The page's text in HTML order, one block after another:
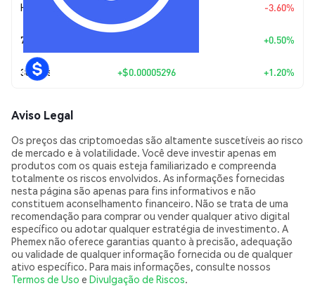
Hoje $-0.0001668 -3.60%
7 Dias +0.50%
30 Dias +$0.00005296 +1.20%
Aviso Legal
Os preços das criptomoedas são altamente suscetíveis ao risco
de mercado e à volatilidade. Você deve investir apenas em
produtos com os quais esteja familiarizado e compreenda
totalmente os riscos envolvidos. As informações fornecidas
nesta página são apenas para fins informativos e não
constituem aconselhamento financeiro. Não se trata de uma
recomendação para comprar ou vender qualquer ativo digital
específico ou adotar qualquer estratégia de investimento. A
Phemex não oferece garantias quanto à precisão, adequação
ou validade de qualquer informação fornecida ou de qualquer
ativo específico. Para mais informações, consulte nossos
Termos de Uso e Divulgação de Riscos.